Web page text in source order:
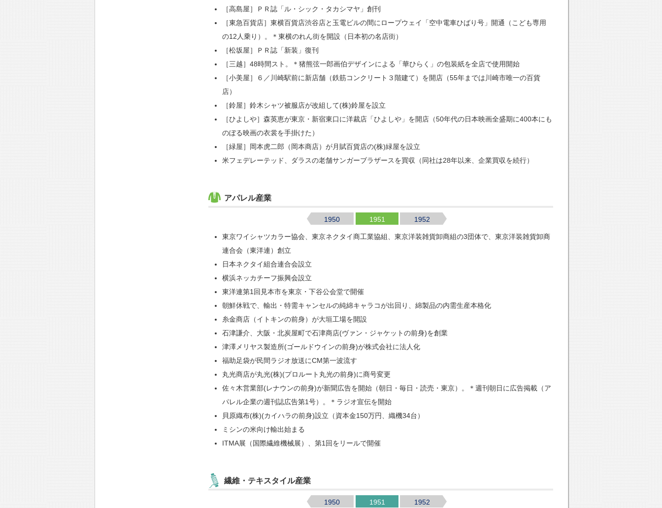
［高島屋］ＰＲ誌「ル・シック・タカシマヤ」創刊
［東急百貨店］東横百貨店渋谷店と玉電ビルの間にロープウェイ「空中電車ひばり号」開通（こども専用
の12人乗り）。＊東横のれん街を開設（日本初の名店街）
［松坂屋］ＰＲ誌「新装」復刊
［三越］48時間スト。＊猪熊弦一郎画伯デザインによる「華ひらく」の包装紙を全店で使用開始
［小美屋］６／川崎駅前に新店舗（鉄筋コンクリート３階建て）を開店（55年までは川崎市唯一の百貨
店）
［鈴屋］鈴木シャツ被服店が改組して(株)鈴屋を設立
［ひよしや］森英恵が東京・新宿東口に洋裁店「ひよしや」を開店（50年代の日本映画全盛期に400本にも
のぼる映画の衣裳を手掛けた）
［緑屋］岡本虎二郎（岡本商店）が月賦百貨店の(株)緑屋を設立
米フェデレーテッド、ダラスの老舗サンガーブラザースを買収（同社は28年以来、企業買収を続行）
アパレル産業
1950 1951 1952
東京ワイシャツカラー協会、東京ネクタイ商工業協組、東京洋装雑貨卸商組の3団体で、東京洋装雑貨卸商
連合会（東洋連）創立
日本ネクタイ組合連合会設立
横浜ネッカチーフ振興会設立
東洋連第1回見本市を東京・下谷公会堂で開催
朝鮮休戦で、輸出・特需キャンセルの純綿キャラコが出回り、綿製品の内需生産本格化
糸金商店（イトキンの前身）が大垣工場を開設
石津謙介、大阪・北炭屋町で石津商店(ヴァン・ジャケットの前身)を創業
津澤メリヤス製造所(ゴールドウインの前身)が株式会社に法人化
福助足袋が民間ラジオ放送にCM第一波流す
丸光商店が丸光(株)(プロルート丸光の前身)に商号変更
佐々木営業部(レナウンの前身)が新聞広告を開始（朝日・毎日・読売・東京）。＊週刊朝日に広告掲載（ア
パレル企業の週刊誌広告第1号）。＊ラジオ宣伝を開始
貝原織布(株)(カイハラの前身)設立（資本金150万円、織機34台）
ミシンの米向け輸出始まる
ITMA展（国際繊維機械展）、第1回をリールで開催
繊維・テキスタイル産業
1950 1951 1952